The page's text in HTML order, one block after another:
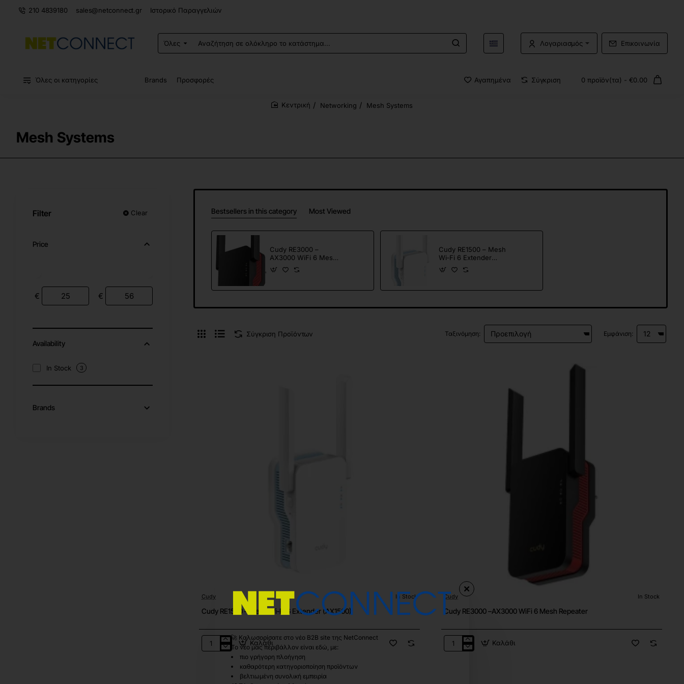
🚀 Καλωσορίσατε στο νέο B2B site της NetConnect
Το νέο μας περιβάλλον είναι εδώ, με:
πιο γρήγορη πλοήγηση
καθαρότερη κατηγοριοποίηση προϊόντων
βελτιωμένη συνολική εμπειρία
210 4839180 sales@netconnect.gr Ιστορικό Παραγγελιών
Όλες
Αναζήτηση
σε
κατάστημα...
Λογαριασμός Επικοινωνία
Όλες οι κατηγορίες Brands Προσφορές Αγαπημένα Σύγκριση 0 προϊόν(τα) - €0.00
Mesh Systems
Networking Mesh Systems
Filter Clear
Price
€ €
Availability
In Stock 3
Brands
Bestsellers in this category Most Viewed
Cudy RE3000 –
AX3000 WiFi 6 Mesh
Repeater
Cudy RE1500 – Mesh
Wi‑Fi 6 Extender
(AX1500)
Σύγκριση Προϊόντων Ταξινόμηση: Εμφάνιση:
🔥 Bestseller
Cudy In Stock
Cudy RE1500 – Mesh Wi‑Fi 6 Extender (AX1500)
Cudy
Καλάθι
🔥 Bestseller
Cudy In Stock
Cudy RE3000 –AX3000 WiFi 6 Mesh Repeater
Cudy
Καλάθι